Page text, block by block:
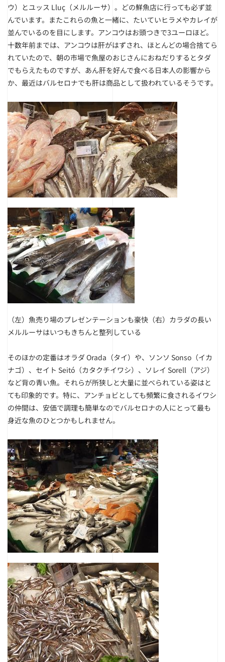
ウ）とユッス Lluç（メルルーサ）。どの鮮魚店に行っても必ず並
んでいます。またこれらの魚と一緒に、たいていヒラメやカレイが
並んでいるのを目にします。アンコウはお頭つきで3ユーロほど。
十数年前までは、アンコウは肝がはずされ、ほとんどの場合捨てら
れていたので、朝の市場で魚屋のおじさんにおねだりするとタダ
でもらえたものですが、あん肝を好んで食べる日本人の影響から
か、最近はバルセロナでも肝は商品として扱われているそうです。
（左）魚売り場のプレゼンテーションも豪快 （右）カラダの長い
メルルーサはいつもきちんと整列している
そのほかの定番はオラダ Orada（タイ）や、ソンソ Sonso（イカ
ナゴ）、セイト Seitó（カタクチイワシ）、ソレイ Sorell（アジ）
など背の青い魚。それらが所狭しと大量に並べられている姿はと
ても印象的です。特に、アンチョビとしても頻繁に食されるイワシ
の仲間は、安価で調理も簡単なのでバルセロナの人にとって最も
身近な魚のひとつかもしれません。